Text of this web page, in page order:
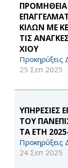
ΚΙΛΩΝ ΜΕ
ΤΙΣ
ΧΙΟΥ
Προκηρύξεις
25 Σεπ 2025
ΥΠΗΡΕΣΙΕΣ
ΤΟΥ
ΤΑ ΕΤΗ
Προκηρύξεις
24 Σεπ 2025